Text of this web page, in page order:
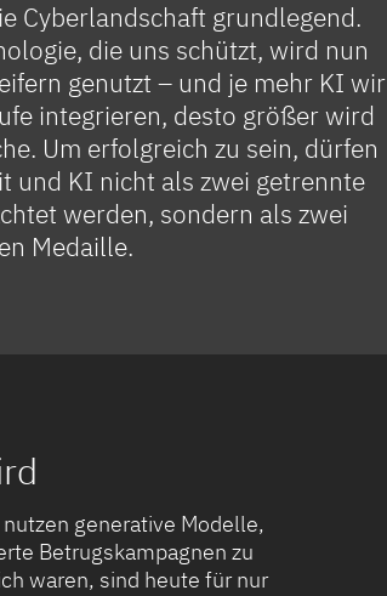
Cyberlandschaft grundlegend.
die uns schützt, wird nun
genutzt – und je mehr KI wir
integrieren, desto größer wird
Um erfolgreich zu sein, dürfen
und KI nicht als zwei getrennte
werden, sondern als zwei
Medaille.
generative Modelle,
Betrugskampagnen zu
waren, sind heute für nur